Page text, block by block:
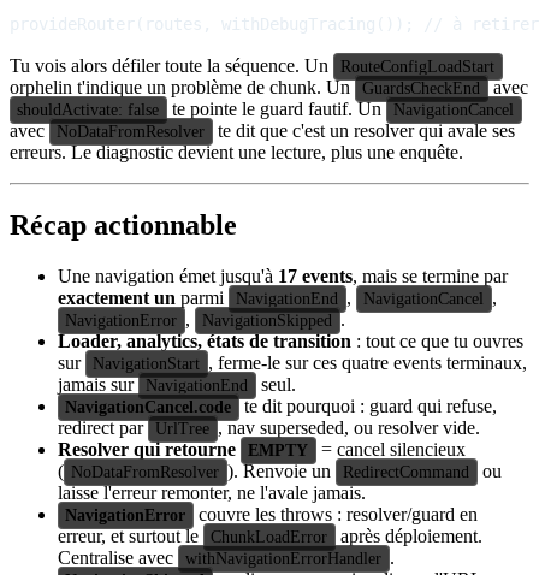
Tu vois alors défiler toute la séquence. Un RouteConfigLoadStart
orphelin t'indique un problème de chunk. Un GuardsCheckEnd avec
shouldActivate: false te pointe le guard fautif. Un NavigationCancel
avec NoDataFromResolver
te dit que c'est un resolver qui avale ses
erreurs. Le diagnostic devient une lecture, plus une enquête.
Récap actionnable
Une navigation émet jusqu'à 17 events, mais se termine par
exactement un parmi NavigationEnd , NavigationCancel ,
NavigationError , NavigationSkipped .
Loader, analytics, états de transition : tout ce que tu ouvres
sur
NavigationStart , ferme-le sur ces quatre events terminaux,
jamais sur NavigationEnd seul.
NavigationCancel.code te dit pourquoi : guard qui refuse,
redirect par UrlTree , nav superseded, ou resolver vide.
Resolver qui retourne
EMPTY
= cancel silencieux
( NoDataFromResolver ). Renvoie un RedirectCommand
ou
laisse l'erreur remonter, ne l'avale jamais.
NavigationError
couvre les throws : resolver/guard en
erreur, et surtout le
ChunkLoadError
après déploiement.
Centralise avec
withNavigationErrorHandler .